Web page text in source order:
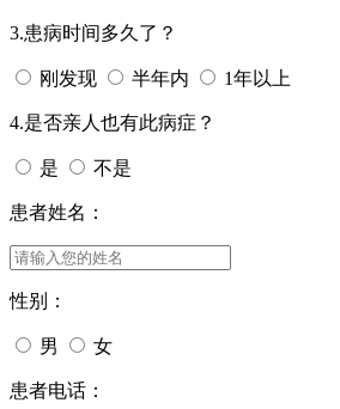
3.患病时间多久了？
刚发现 半年内 1年以上
4.是否亲人也有此病症？
是 不是
患者姓名：
性别：
男 女
患者电话：